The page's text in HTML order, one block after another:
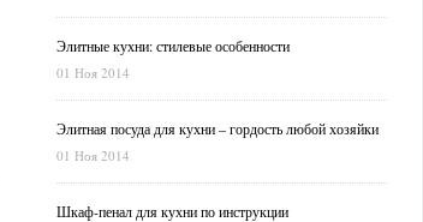
Элитные кухни: стилевые особенности
01 Ноя 2014
Элитная посуда для кухни – гордость любой хозяйки
01 Ноя 2014
Шкаф-пенал для кухни по инструкции